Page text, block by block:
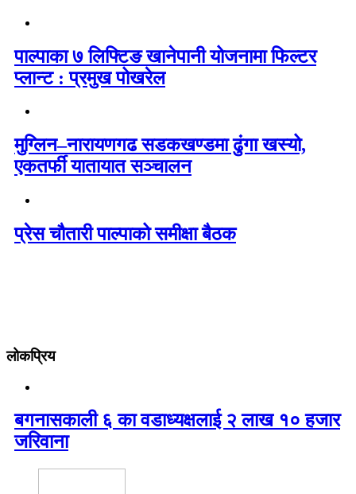
पाल्पाका ७ लिफ्टिङ खानेपानी योजनामा फिल्टर
प्लान्ट : प्रमुख पोखरेल
मुग्लिन–नारायणगढ सडकखण्डमा ढुंगा खस्यो,
एकतर्फी यातायात सञ्चालन
प्रेस चौतारी पाल्पाको समीक्षा बैठक
लोकप्रिय
बगनासकाली ६ का वडाध्यक्षलाई २ लाख १० हजार
जरिवाना